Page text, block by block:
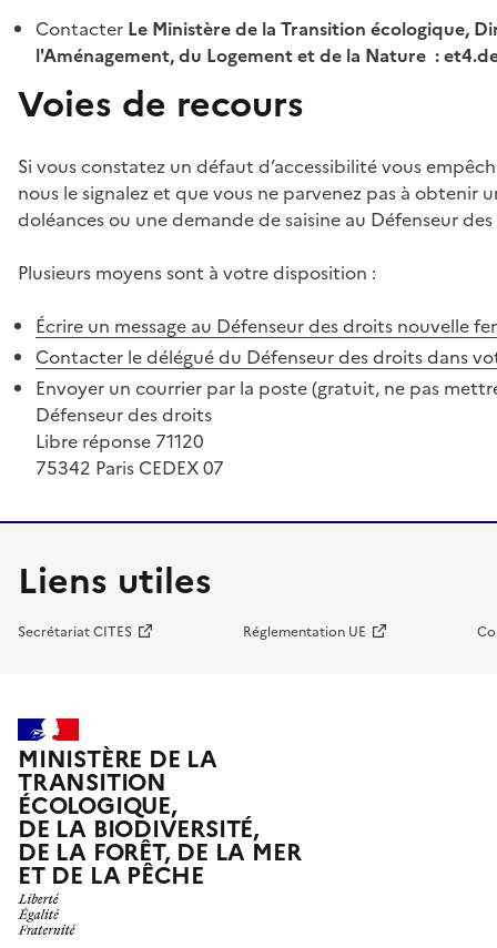
Contacter Le Ministère de la Transition écologique,
l'Aménagement, du Logement et de la Nature :
Voies de recours
Si vous constatez un défaut d’accessibilité vous
nous le signalez et que vous ne parvenez pas à
doléances ou une demande de saisine au Défenseur
Plusieurs moyens sont à votre disposition :
Écrire un message au Défenseur des droits nouvelle
Contacter le délégué du Défenseur des droits dans
Envoyer un courrier par la poste (gratuit, ne pas
Défenseur des droits
Libre réponse 71120
75342 Paris CEDEX 07
Liens utiles
Secrétariat CITES Réglementation UE
MINISTÈRE DE LA
TRANSITION
ÉCOLOGIQUE,
DE LA BIODIVERSITÉ,
DE LA FORÊT, DE LA MER
ET DE LA PÊCHE